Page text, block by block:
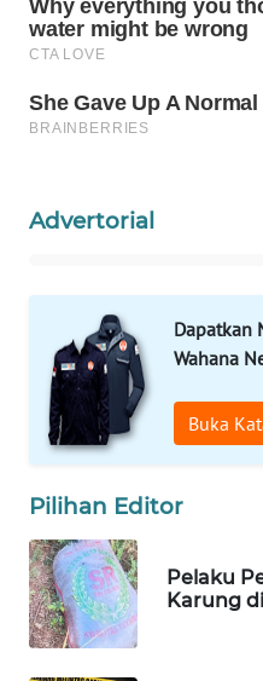
Advertorial
Dapatkan
Wahana
Buka
Pilihan Editor
Pelaku
Karung
WAHANA
ADVOKAT
WAHANA
INFRASTRUKTUR
KONSUMEN
WAHANA
TRAVEL
WAHANA
WAHANANEWS
ID
WAHANANEWS